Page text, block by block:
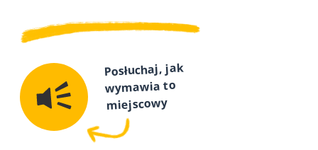
Posłuchaj, jak
wymawia to
miejscowy